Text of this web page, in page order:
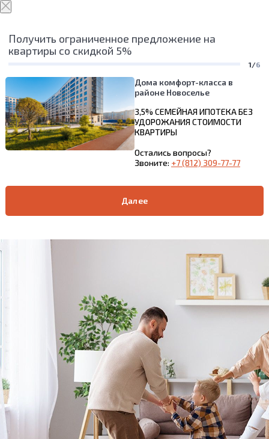
Получить ограниченное предложение на
квартиры со скидкой 5%
1/6
Дома комфорт-класса в
районе Новоселье
3,5% СЕМЕЙНАЯ ИПОТЕКА БЕЗ
УДОРОЖАНИЯ СТОИМОСТИ
КВАРТИРЫ
Остались вопросы?
Звоните: +7 (812) 309-77-77